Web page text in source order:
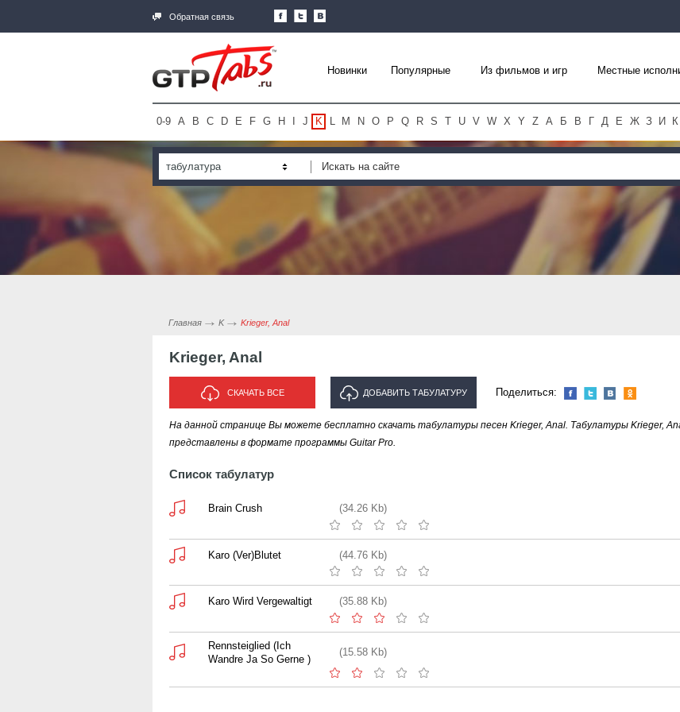
Обратная связь
Новинки Популярные Из фильмов и игр Местные
0-9 A B C D E F G H J K L M N O P Q R S T U V W X Y Z А Б В Г Д Е Ж З И К
табулатура
Главная K Krieger, Anal
Krieger, Anal
СКАЧАТЬ ВСЕ ДОБАВИТЬ ТАБУЛАТУРУ
ИСПОЛНИТЕЛЯ "KRIEGER, ANAL"
Поделиться:
На данной странице Вы можете бесплатно скачать табулатуры песен Krieger, Anal. Табулатуры Krieger,
представлены в формате программы Guitar Pro.
Список табулатур
Brain Crush (34.26 Kb)
Karo (Ver)Blutet (44.76 Kb)
Karo Wird Vergewaltigt (35.88 Kb)
Rennsteiglied (Ich
Wandre Ja So Gerne )
(15.58 Kb)